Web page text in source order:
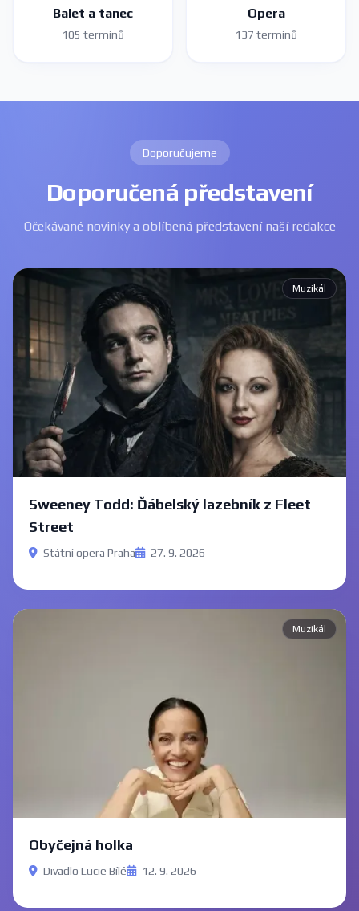
Balet a tanec
105 termínů
Opera
137 termínů
Doporučujeme
Doporučená představení
Očekávané novinky a oblíbená představení naší redakce
Muzikál
Sweeney Todd: Ďábelský lazebník z Fleet
Street
Státní opera Praha 27. 9. 2026
Muzikál
Obyčejná holka
Divadlo Lucie Bílé 12. 9. 2026